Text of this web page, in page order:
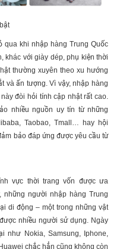
qua khi nhập hàng Trung Quốc
khác với giày dép, phụ kiện thời
thường xuyên theo xu hướng
và ấn tượng. Vì vậy,nhập hàng
đòi hỏi tính cập nhật rất cao.
nhiều nguồn uy tín từ những
Taobao, Tmall… hay hội
bảo đáp ứng được yêu cầu từ
vực thời trang vốn được ưa
những ngườinhập hàng Trung
di động – một trong những vật
nhiều người sử dụng. Ngày
như Nokia, Samsung, Iphone,
chắc hẳn cũng không còn